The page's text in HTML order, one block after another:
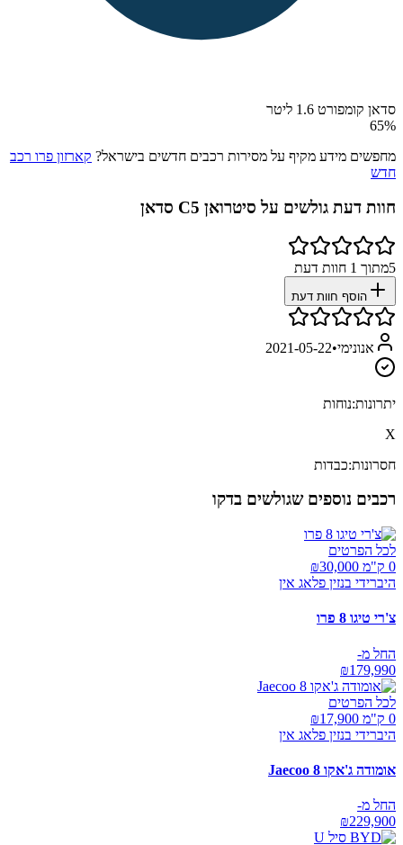
סדאן קומפורט 1.6 ליטר
65%
מחפשים מידע מקיף על מסירות רכבים חדשים בישראל? קארזון פרו רכב
חדש
חוות דעת גולשים על סיטרואן C5 סדאן
5מתוך 1 חוות דעת
הוסף חוות דעת
אנונימי•
2021-05-22
יתרונות:נוחות
X
חסרונות:כבדות
רכבים נוספים שגולשים בדקו
לכל הפרטים
0 ק"מ ₪
30,000
היברידי בנזין פלאג אין
צ'רי טיגו 8 פרו
החל מ-
₪179,990
לכל הפרטים
0 ק"מ ₪
17,900
היברידי בנזין פלאג אין
אומודה ג'אקו Jaecoo 8
החל מ-
₪229,900